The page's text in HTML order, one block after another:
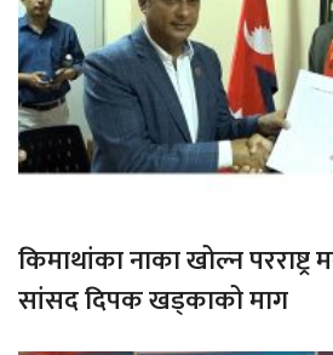
किमाथांका नाका खोल्न परराष्ट्र
सांसद दिपक खड्काको माग